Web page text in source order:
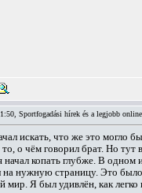
Sportfogadási hírek és a legjobb
искать, что же это могло
о чём говорил брат. Но
начал копать глубже. В
на нужную страницу. Это было
Я был удивлён, как легко